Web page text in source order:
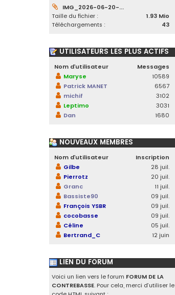
IMG_2026-06-20-...
Taille du fichier :
1.93 Mio
Téléchargements :
43
UTILISATEURS LES PLUS ACTIFS
Nom d’utilisateur
Messages
Maryse
10589
Patrick MANET
6567
michif
3102
Leptimo
3031
Dan
1680
NOUVEAUX MEMBRES
Nom d’utilisateur
Inscription
Gilbe
28 juil.
Pierrotz
20 juil.
Granc
11 juil.
Bassiste90
09 juil.
François YSBR
09 juil.
cocobasse
09 juil.
Céline
05 juil.
Bertrand_C
12 juin
LIEN DU FORUM
Voici un lien vers le forum FORUM DE LA
CONTREBASSE. Pour cela, merci d’utiliser le